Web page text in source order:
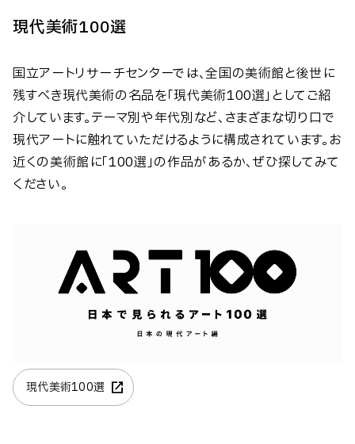
現代美術100選
国立アートリサーチセンターでは、全国の美術館と後世に
残すべき現代美術の名品を「現代美術100選」としてご紹
介しています。テーマ別や年代別など、さまざまな切り口で
現代アートに触れていただけるように構成されています。お
近くの美術館に「100選」の作品があるか、ぜひ探してみて
ください。
現代美術100選